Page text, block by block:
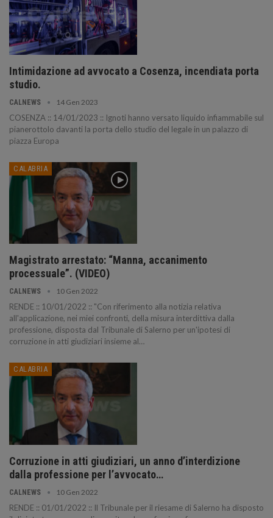
Intimidazione ad avvocato a Cosenza, incendiata porta
studio.
CALNEWS 14 Gen 2023
COSENZA :: 14/01/2023 :: Ignoti hanno versato liquido infiammabile sul
pianerottolo davanti la porta dello studio del legale in un palazzo di
piazza Europa
CALABRIA
Magistrato arrestato: “Manna, accanimento
processuale”. (VIDEO)
CALNEWS 10 Gen 2022
RENDE :: 10/01/2022 :: "Con riferimento alla notizia relativa
all'applicazione, nei miei confronti, della misura interdittiva dalla
professione, disposta dal Tribunale di Salerno per un'ipotesi di
corruzione in atti giudiziari insieme al…
CALABRIA
Corruzione in atti giudiziari, un anno d’interdizione
dalla professione per l’avvocato…
CALNEWS 10 Gen 2022
RENDE :: 01/01/2022 :: Il Tribunale per il riesame di Salerno ha disposto